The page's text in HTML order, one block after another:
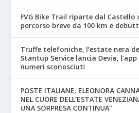
FVG Bike Trail riparte dal Castello
percorso breve da 100 km e
Truffe telefoniche, l’estate nera
Stantup Service lancia Devia,
numeri sconosciuti
POSTE ITALIANE, ELEONORA
NEL CUORE DELL’ESTATE
UNA SORPRESA CONTINUA”